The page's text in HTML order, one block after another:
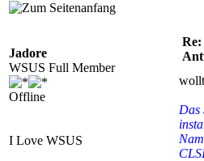
Jadore
WSUS Full Member
Offline
I Love WSUS
Re:
Das